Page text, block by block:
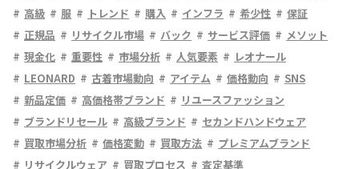
高級
服 トレンド 購入 インフラ 希少性
保証
正規品
リサイクル市場 バック サービス評価
メソット
現金化
重要性 市場分析 人気要素
レオナール
LEONARD
古着市場動向 アイテム 価格動向
SNS
新品定価
高価格帯ブランド
リユースファッション
ブランドリセール
高級ブランド
セカンドハンドウェア
買取市場分析
価格変動 買取方法
プレミアムブランド
リサイクルウェア
買取プロセス 査定基準